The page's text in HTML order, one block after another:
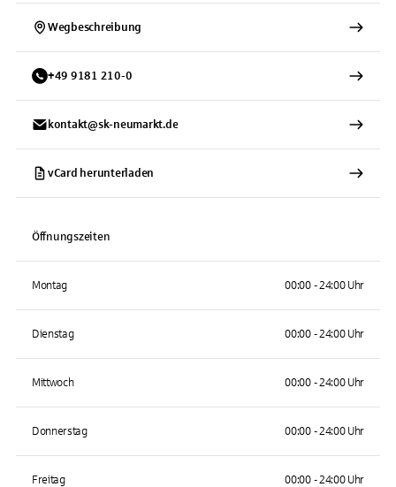
Wegbeschreibung
+49 9181 210-0
kontakt@sk-neumarkt.de
vCard herunterladen
Öffnungszeiten
Montag 00:00 - 24:00 Uhr
Dienstag 00:00 - 24:00 Uhr
Mittwoch 00:00 - 24:00 Uhr
Donnerstag 00:00 - 24:00 Uhr
Freitag 00:00 - 24:00 Uhr